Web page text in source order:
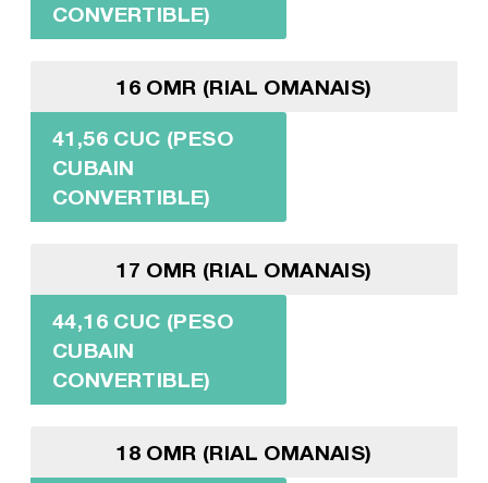
CONVERTIBLE)
16 OMR (RIAL OMANAIS)
41,56 CUC (PESO
CUBAIN
CONVERTIBLE)
17 OMR (RIAL OMANAIS)
44,16 CUC (PESO
CUBAIN
CONVERTIBLE)
18 OMR (RIAL OMANAIS)